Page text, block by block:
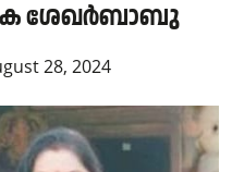
കെ ശേഖര്‍ബാബു
28, 2024